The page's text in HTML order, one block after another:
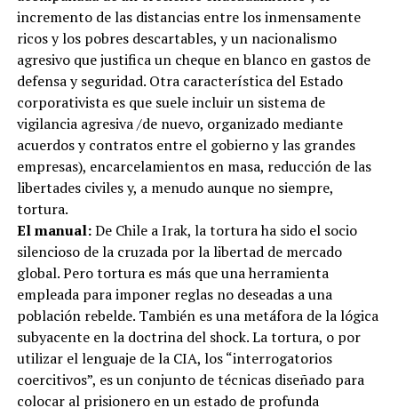
incremento de las distancias entre los inmensamente
ricos y los pobres descartables, y un nacionalismo
agresivo que justifica un cheque en blanco en gastos de
defensa y seguridad. Otra característica del Estado
corporativista es que suele incluir un sistema de
vigilancia agresiva /de nuevo, organizado mediante
acuerdos y contratos entre el gobierno y las grandes
empresas), encarcelamientos en masa, reducción de las
libertades civiles y, a menudo aunque no siempre,
tortura.
El manual:De Chile a Irak, la tortura ha sido el socio
silencioso de la cruzada por la libertad de mercado
global. Pero tortura es más que una herramienta
empleada para imponer reglas no deseadas a una
población rebelde. También es una metáfora de la lógica
subyacente en la doctrina del shock. La tortura, o por
utilizar el lenguaje de la CIA, los “interrogatorios
coercitivos”, es un conjunto de técnicas diseñado para
colocar al prisionero en un estado de profunda